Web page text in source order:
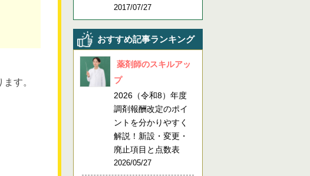
す。
2017/07/27
おすすめ記事ランキング
薬剤師のスキルアッ
プ
2026（令和8）年度
調剤報酬改定のポイ
ントを分かりやすく
解説！新設・変更・
廃止項目と点数表
2026/05/27